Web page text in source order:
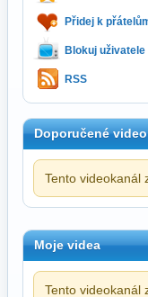
Přidej k
Blokuj uživatele
RSS
Doporučené video
Tento videokanál
Moje videa
Tento videokanál